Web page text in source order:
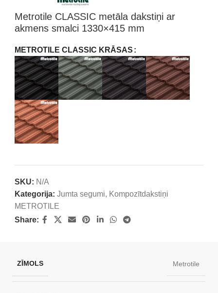
Metrotile CLASSIC metāla dakstiņi ar
akmens smalci 1330×415 mm
METROTILE CLASSIC KRĀSAS
SKU: N/A
Kategorija: Jumta segumi, Kompozītdakstiņi
METROTILE
Share:
ZĪMOLS Metrotile